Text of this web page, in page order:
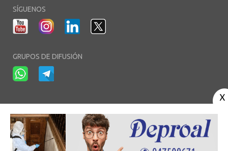
SÍGUENOS
GRUPOS DE DIFUSIÓN
Aviso Legal-Política de Privacidad- Política de Cookies-Área privada